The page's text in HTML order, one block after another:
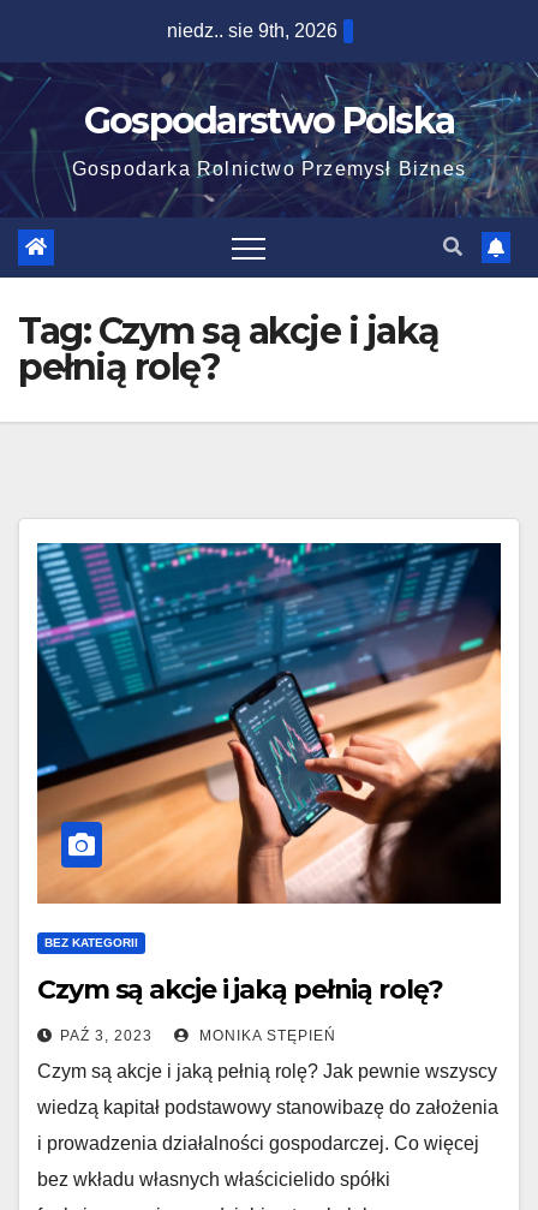
content
niedz.. sie 9th, 2026
Gospodarstwo Polska
Gospodarka Rolnictwo Przemysł Biznes
Tag:Czym są akcje i jaką
pełnią rolę?
BEZ KATEGORII
Czym są akcje i jaką pełnią rolę?
PAŹ 3, 2023 MONIKA STĘPIEŃ
Czym są akcje i jaką pełnią rolę? Jak pewnie wszyscy
wiedzą kapitał podstawowy stanowibazę do założenia
i prowadzenia działalności gospodarczej. Co więcej
bez wkładu własnych właścicielido spółki